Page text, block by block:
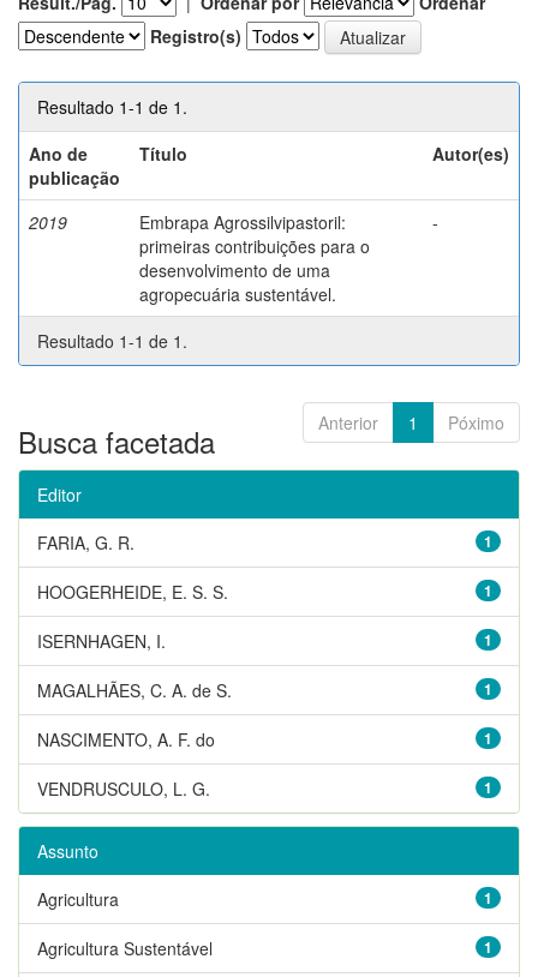
Registro(s)
Resultado 1-1 de 1.
Ano de
publicação
Título Autor(es)
2019
Embrapa Agrossilvipastoril:
primeiras contribuições para o
desenvolvimento de uma
agropecuária sustentável.
-
Resultado 1-1 de 1.
Anterior 1 Póximo
Busca facetada
Editor
1
FARIA, G. R.
1
HOOGERHEIDE, E. S. S.
1
ISERNHAGEN, I.
1
MAGALHÃES, C. A. de S.
1
NASCIMENTO, A. F. do
1
VENDRUSCULO, L. G.
Assunto
1
Agricultura
1
Agricultura Sustentável